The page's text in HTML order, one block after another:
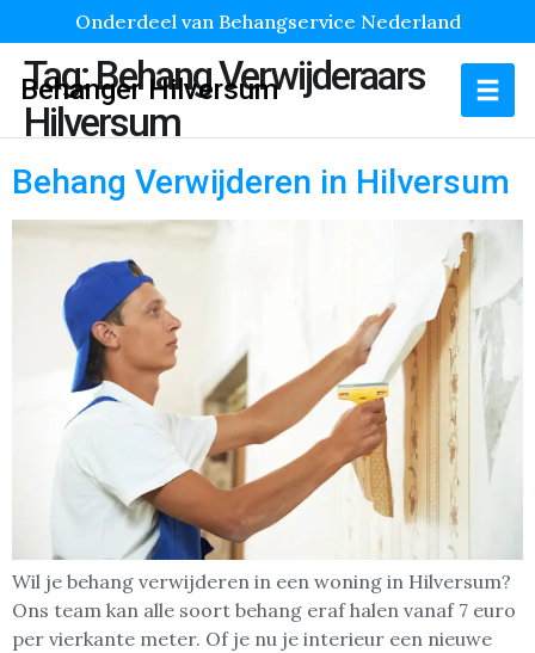
Onderdeel van Behangservice Nederland
Behanger Hilversum
Tag:Behang Verwijderaars
Hilversum
Behang Verwijderen in Hilversum
Wil je behang verwijderen in een woning in Hilversum?
Ons team kan alle soort behang eraf halen vanaf 7 euro
per vierkante meter. Of je nu je interieur een nieuwe